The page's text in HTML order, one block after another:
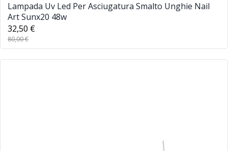
Lampada Uv Led Per Asciugatura Smalto Unghie Nail
Art Sunx20 48w
32,50 €
80,00 €